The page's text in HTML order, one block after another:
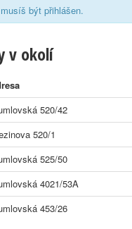
být přihlášen.
v okolí
520/42
520/1
525/50
4021/53A
453/26